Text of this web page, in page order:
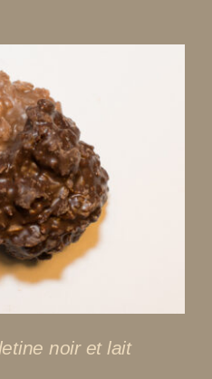
noir et lait